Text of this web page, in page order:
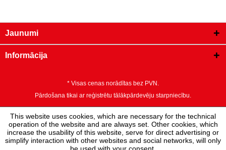
Jaunumi
Informācija
* Visas cenas norādītas bez PVN.
Pārdošana tikai ar reģistrētu tālākpārdevēju starpniecību.
This website uses cookies, which are necessary for the technical
operation of the website and are always set. Other cookies, which
increase the usability of this website, serve for direct advertising or
simplify interaction with other websites and social networks, will only